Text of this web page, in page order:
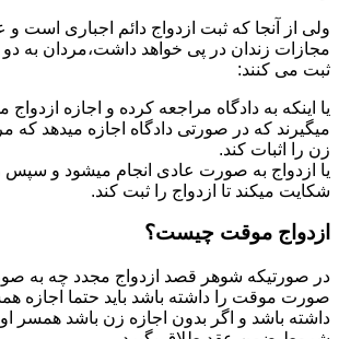
ولی از آنجا که ثبت ازدواج دائم اجباری است
مجازات زندان در پی خواهد داشت،مردان به دو
ثبت می کنند:
یا اینکه به دادگاه مراجعه کرده و اجازه ازدواج
میگیرند که در صورتی دادگاه اجازه میدهد که
زن را اثبات کند.
یا ازدواج به صورت عادی انجام میشود و سپس
شکایت میکند تا ازدواج را ثبت کند.
ازدواج موقت چیست؟
در صورتیکه شوهر قصد ازدواج مجدد چه به
صورت موقت را داشته باشد باید حتما اجازه
داشته باشد و اگر بدون اجازه زن باشد همسر